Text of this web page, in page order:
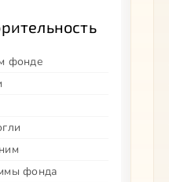
фонде
фонда